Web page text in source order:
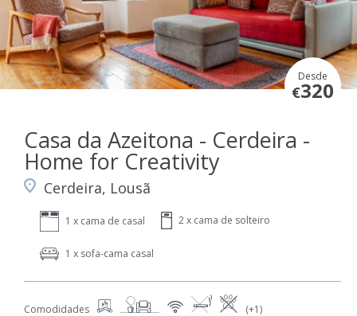
Desde
€320
Casa da Azeitona - Cerdeira -
Home for Creativity
Cerdeira, Lousã
1 x cama de casal 2 x cama de solteiro
1 x sofa-cama casal
Comodidades (+1)